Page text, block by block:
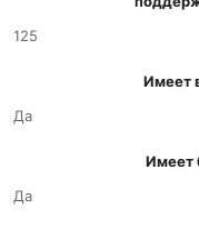
125
Имеет
Да
Имеет
Да